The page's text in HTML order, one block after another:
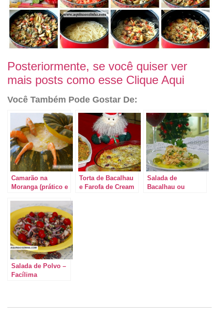
Posteriormente, se você quiser ver
mais posts como esse Clique Aqui
Você Também Pode Gostar De:
Camarão na
Moranga (prático e
Torta de Bacalhau
e Farofa de Cream
Salada de
Bacalhau ou
Salada de Polvo –
Facílima